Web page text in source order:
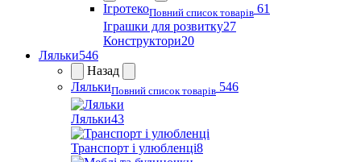
ІгротекоПовний список товарів 61
Іграшки для розвитку27
Конструктори20
Ляльки546
Назад
ЛялькиПовний список товарів 546
Ляльки43
Транспорт і улюбленці8